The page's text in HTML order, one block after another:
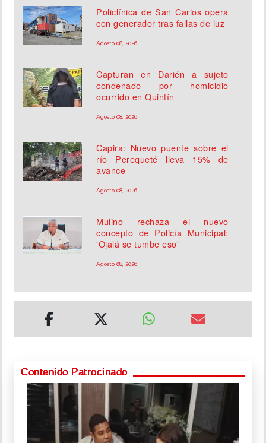
Policlínica de San Carlos opera
con generador tras fallas de luz
Agosto 08, 2026
Capturan en Darién a sujeto
condenado por homicidio
ocurrido en Quintín
Agosto 08, 2026
Capira: Nuevo puente sobre el
río Perequeté lleva 15% de
avance
Agosto 08, 2026
Mulino rechaza el nuevo
concepto de Policía Municipal:
'Ojalá se tumbe eso'
Agosto 08, 2026
Contenido Patrocinado